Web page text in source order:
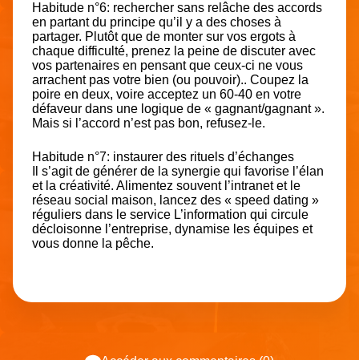
Habitude n°6: rechercher sans relâche des accords
en partant du principe qu’il y a des choses à
partager. Plutôt que de monter sur vos ergots à
chaque difficulté, prenez la peine de discuter avec
vos partenaires en pensant que ceux-ci ne vous
arrachent pas votre bien (ou pouvoir).. Coupez la
poire en deux, voire acceptez un 60-40 en votre
défaveur dans une logique de « gagnant/gagnant ».
Mais si l’accord n’est pas bon, refusez-le.
Habitude n°7: instaurer des rituels d’échanges
Il s’agit de générer de la synergie qui favorise l’élan
et la créativité. Alimentez souvent l’intranet et le
réseau social maison, lancez des « speed dating »
réguliers dans le service L’information qui circule
décloisonne l’entreprise, dynamise les équipes et
vous donne la pêche.